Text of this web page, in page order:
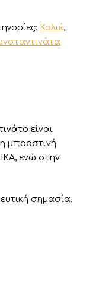
Κολιέ,
είναι
μπροστινή
ενώ στην
σημασία.